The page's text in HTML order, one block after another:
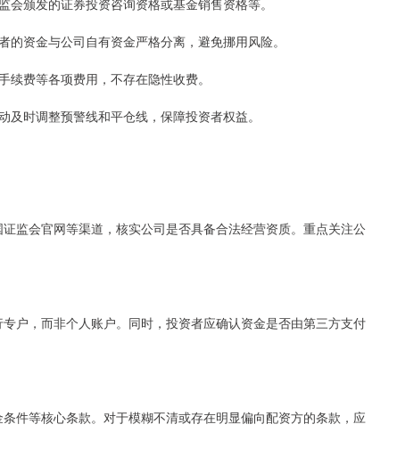
颁发的证券投资咨询资格或基金销售资格等。
资金与公司自有资金严格分离，避免挪用风险。
费等各项费用，不存在隐性收费。
时调整预警线和平仓线，保障投资者权益。
监会官网等渠道，核实公司是否具备合法经营资质。重点关注公
户，而非个人账户。同时，投资者应确认资金是否由第三方支付
件等核心条款。对于模糊不清或存在明显偏向配资方的条款，应